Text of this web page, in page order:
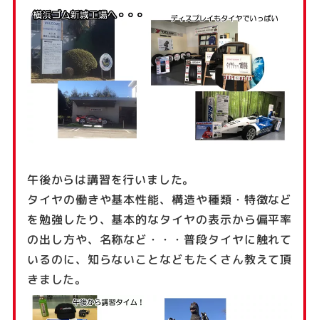
午後からは講習を行いました。
タイヤの働きや基本性能、構造や種類・特徴など
を勉強したり、基本的なタイヤの表示から偏平率
の出し方や、名称など・・・普段タイヤに触れて
いるのに、知らないことなどもたくさん教えて頂
きました。